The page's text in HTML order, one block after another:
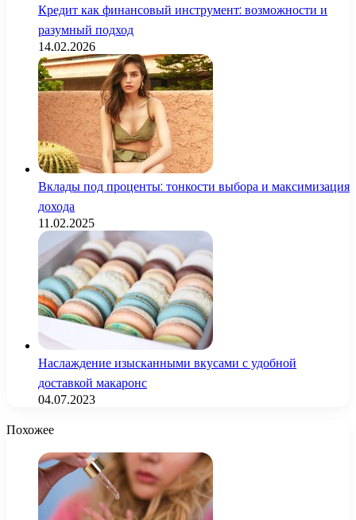
Кредит как финансовый инструмент: возможности и
разумный подход
14.02.2026
Вклады под проценты: тонкости выбора и максимизация
дохода
11.02.2025
Наслаждение изысканными вкусами с удобной
доставкой макаронс
04.07.2023
Похожее